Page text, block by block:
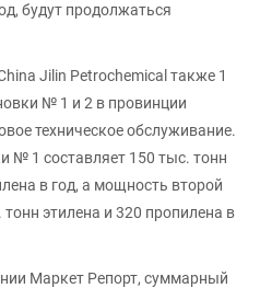
будут продолжаться
Jilin Petrochemical также 1
№ 1 и 2 в провинции
техническое обслуживание.
№ 1 составляет 150 тыс. тонн
в год, а мощность второй
этилена и 320 пропилена в
Маркет Репорт, суммарный